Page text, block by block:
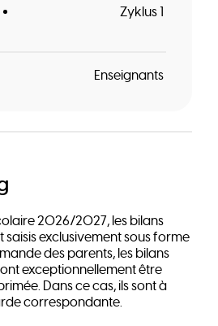
Zyklus 1
Enseignants
2026/2027, les bilans
exclusivement sous forme
des parents, les bilans
exceptionnellement être
Dans ce cas, ils sont à
correspondante.